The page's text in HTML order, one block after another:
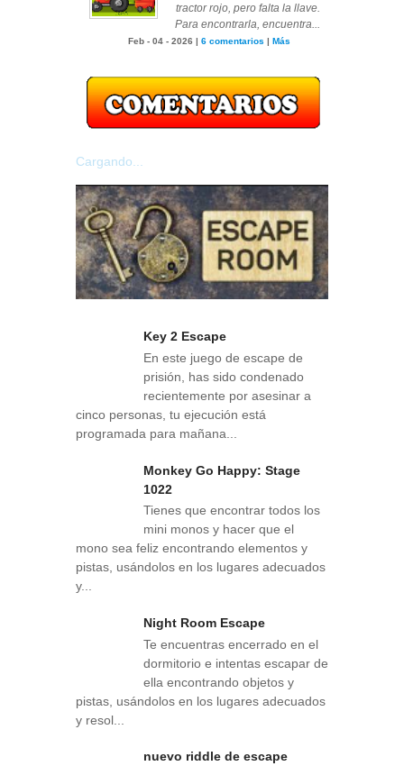
tractor rojo, pero falta la llave.
Para encontrarla, encuentra...
Feb - 04 - 2026 | 6 comentarios | Más
Cargando...
Key 2 Escape
En este juego de escape de
prisión, has sido condenado
recientemente por asesinar a
cinco personas, tu ejecución está
programada para mañana...
Monkey Go Happy: Stage
1022
Tienes que encontrar todos los
mini monos y hacer que el
mono sea feliz encontrando elementos y
pistas, usándolos en los lugares adecuados
y...
Night Room Escape
Te encuentras encerrado en el
dormitorio e intentas escapar de
ella encontrando objetos y
pistas, usándolos en los lugares adecuados
y resol...
nuevo riddle de escape